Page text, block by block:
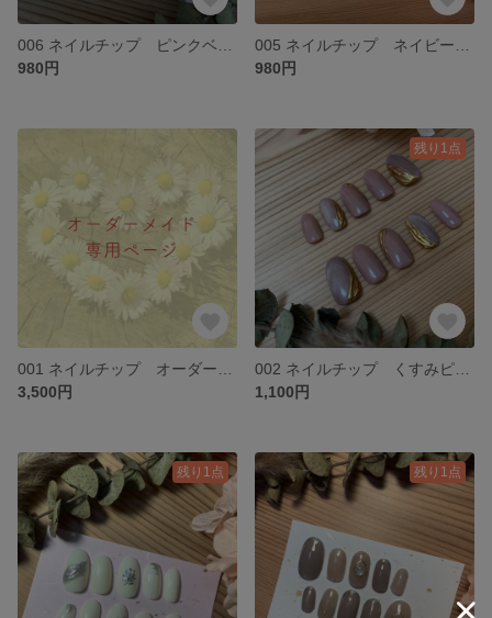
980円
980円
3,500円
残り1点
1,100円
残り1点 残り1点